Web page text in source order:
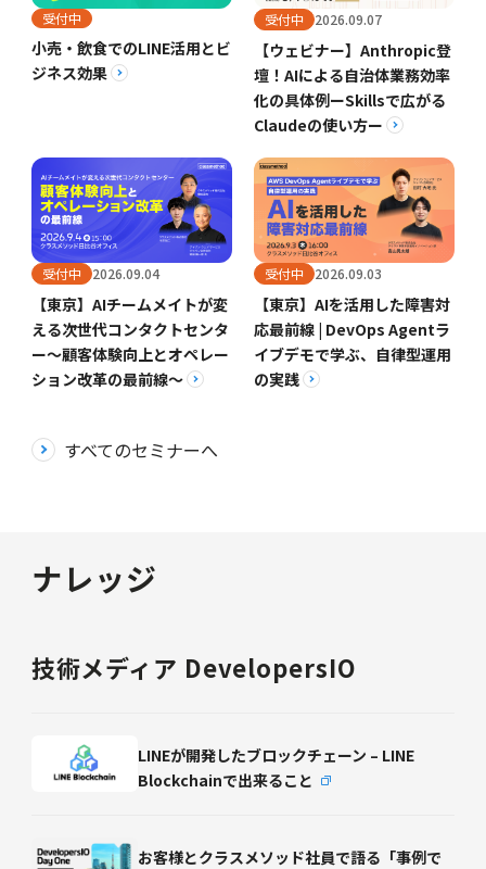
受付中
小売・飲食でのLINE活用とビ
ジネス効果
受付中 2026.09.07
【ウェビナー】Anthropic登
壇！AIによる自治体業務効率
化の具体例ーSkillsで広がる
Claudeの使い方ー
受付中 2026.09.04
【東京】AIチームメイトが変
える次世代コンタクトセンタ
ー～顧客体験向上とオペレー
ション改革の最前線～
受付中 2026.09.03
【東京】AIを活用した障害対
応最前線 | DevOps Agentラ
イブデモで学ぶ、自律型運用
の実践
すべてのセミナーへ
ナレッジ
技術メディア DevelopersIO
LINEが開発したブロックチェーン – LINE
Blockchainで出来ること
お客様とクラスメソッド社員で語る「事例で